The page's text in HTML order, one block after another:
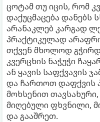
ცოტამ თუ იცის, რომ
დაქუცმაცება დანებს
არანაკლებ კარგად
პრაქტიკულად
თქვენ მხოლოდ
კვერცხის ნაჭუჭი
ან ყავის საფქვავის
და ჩართოთ დაფქვის
მოხსენით
მიღებული ფხვნილი,
და გააშრეთ.